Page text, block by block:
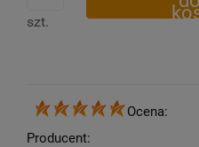
szt.
Ocena:
Producent: